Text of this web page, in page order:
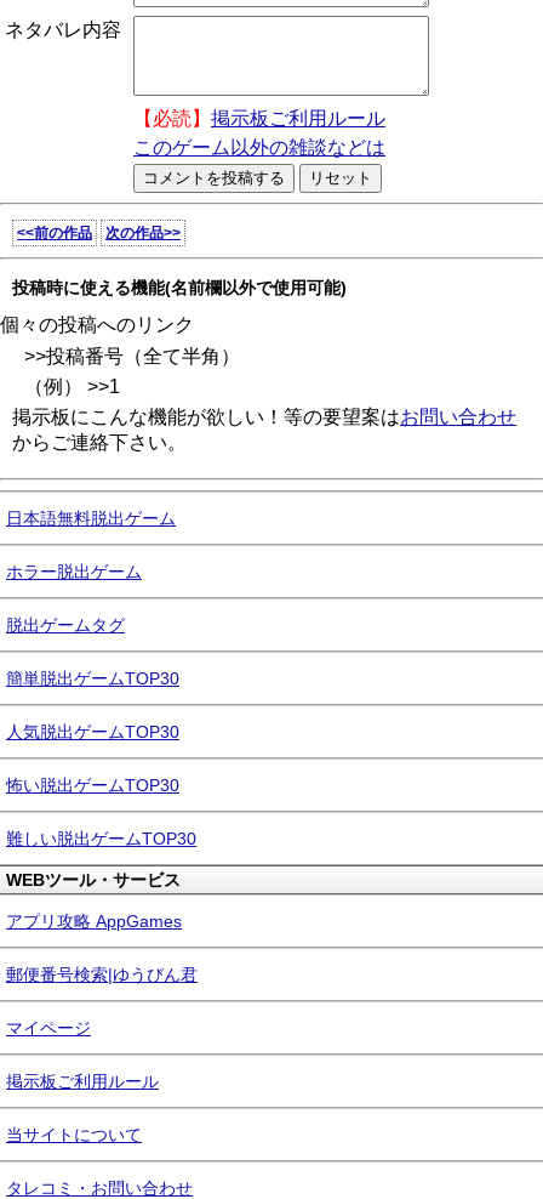
ネタバレ内容
【必読】 掲示板ご利用ルール
このゲーム以外の雑談などは
<<前の作品 次の作品>>
投稿時に使える機能(名前欄以外で使用可能)
個々の投稿へのリンク
>>投稿番号（全て半角）
（例） >>1
掲示板にこんな機能が欲しい！等の要望案はお問い合わせ
からご連絡下さい。
日本語無料脱出ゲーム
ホラー脱出ゲーム
脱出ゲームタグ
簡単脱出ゲームTOP30
人気脱出ゲームTOP30
怖い脱出ゲームTOP30
難しい脱出ゲームTOP30
WEBツール・サービス
アプリ攻略 AppGames
郵便番号検索|ゆうびん君
マイページ
掲示板ご利用ルール
当サイトについて
タレコミ・お問い合わせ